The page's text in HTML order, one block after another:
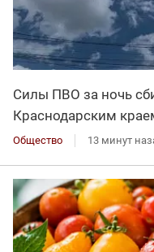
Силы ПВО за ночь
Краснодарским
Общество 13 минут